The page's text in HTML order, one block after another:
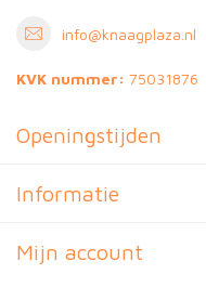
info@knaagplaza.nl
KVK nummer: 75031876
Openingstijden
Informatie
Mijn account